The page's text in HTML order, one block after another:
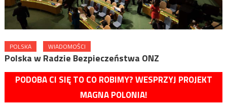
POLSKA WIADOMOŚCI
Polska w Radzie Bezpieczeństwa ONZ
PODOBA CI SIĘ TO CO ROBIMY? WESPRZYJ PROJEKT
MAGNA POLONIA!